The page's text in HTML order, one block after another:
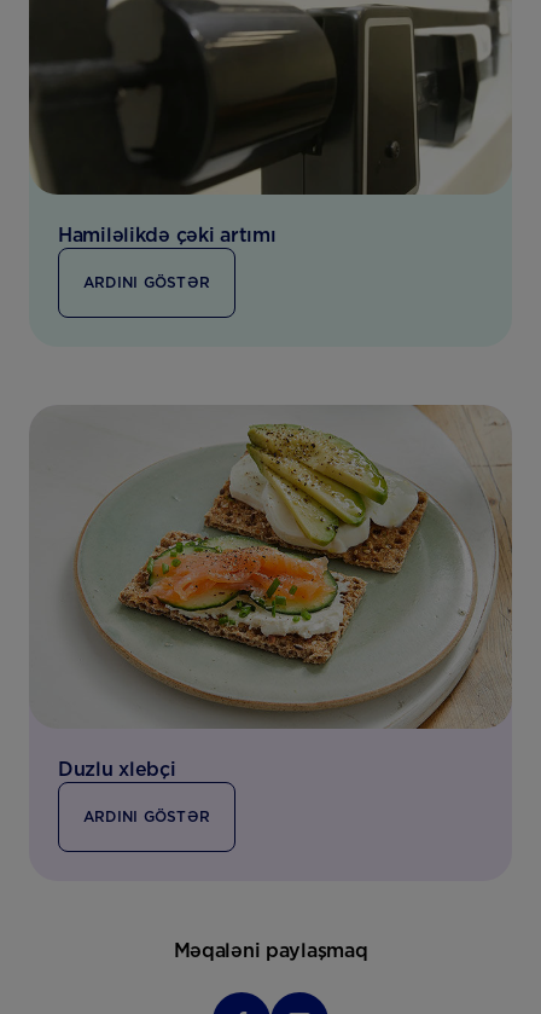
Hamiləlikdə çəki artımı
ARDINI GÖSTƏR
Duzlu xlebçi
ARDINI GÖSTƏR
Məqaləni paylaşmaq